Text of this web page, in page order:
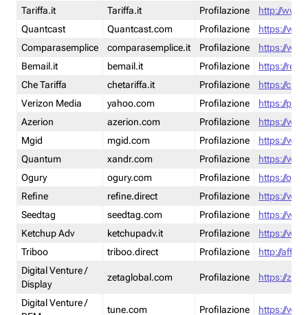
Tariffa.it
Tariffa.it Profilazione
http://
Quantcast
Quantcast.com Profilazione
https://
Comparasemplice
comparasemplice.it Profilazione
https://
Bemail.it
bemail.it Profilazione
https://
Che Tariffa
chetariffa.it Profilazione
https://
Verizon Media
yahoo.com Profilazione
https://
Azerion
azerion.com Profilazione
https://
Mgid
mgid.com Profilazione
https://
Quantum
xandr.com Profilazione
https://
Ogury
ogury.com Profilazione
https://
Refine
refine.direct Profilazione
https://
Seedtag
seedtag.com Profilazione
https://
Ketchup Adv
ketchupadv.it Profilazione
https://
Triboo
triboo.direct Profilazione
http://
Digital Venture /
Display
zetaglobal.com Profilazione https://
Digital Venture /
tune.com Profilazione https://